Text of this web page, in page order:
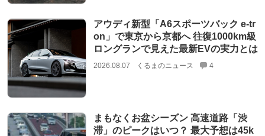
アウディ新型「A6スポーツバック e-tr
on」で東京から京都へ 往復1000km級
ロングランで見えた最新EVの実力とは
2026.08.07 くるまのニュース 4
まもなくお盆シーズン 高速道路「渋
滞」のピークはいつ？ 最大予想は45k